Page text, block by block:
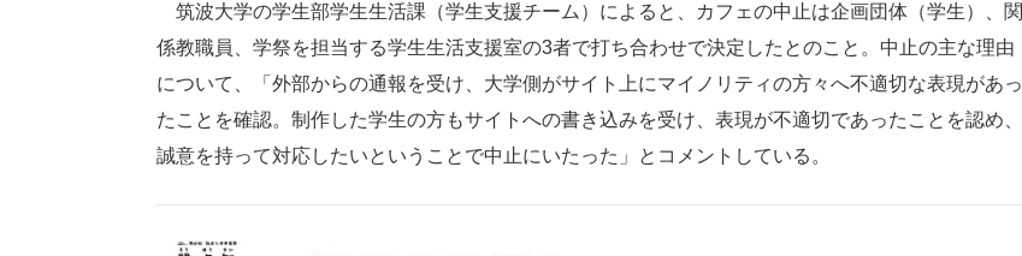
筑波大学の学生部学生生活課（学生支援チーム）によると、カフェの中止は企画団体（学生）、関
係教職員、学祭を担当する学生生活支援室の3者で打ち合わせで決定したとのこと。中止の主な理由
について、「外部からの通報を受け、大学側がサイト上にマイノリティの方々へ不適切な表現があっ
たことを確認。制作した学生の方もサイトへの書き込みを受け、表現が不適切であったことを認め、
誠意を持って対応したいということで中止にいたった」とコメントしている。